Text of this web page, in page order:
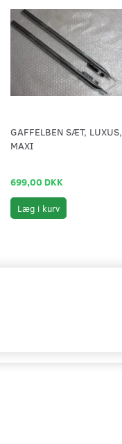
GAFFELBEN SÆT, LUXUS,
MAXI
699,00 DKK
Læg i kurv